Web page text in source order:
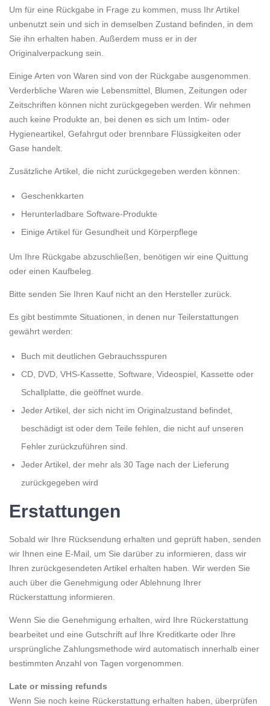
Um für eine Rückgabe in Frage zu kommen, muss Ihr Artikel
unbenutzt sein und sich in demselben Zustand befinden, in dem
Sie ihn erhalten haben. Außerdem muss er in der
Originalverpackung sein.
Einige Arten von Waren sind von der Rückgabe ausgenommen.
Verderbliche Waren wie Lebensmittel, Blumen, Zeitungen oder
Zeitschriften können nicht zurückgegeben werden. Wir nehmen
auch keine Produkte an, bei denen es sich um Intim- oder
Hygieneartikel, Gefahrgut oder brennbare Flüssigkeiten oder
Gase handelt.
Zusätzliche Artikel, die nicht zurückgegeben werden können:
Geschenkkarten
Herunterladbare Software-Produkte
Einige Artikel für Gesundheit und Körperpflege
Um Ihre Rückgabe abzuschließen, benötigen wir eine Quittung
oder einen Kaufbeleg.
Bitte senden Sie Ihren Kauf nicht an den Hersteller zurück.
Es gibt bestimmte Situationen, in denen nur Teilerstattungen
gewährt werden:
Buch mit deutlichen Gebrauchsspuren
CD, DVD, VHS-Kassette, Software, Videospiel, Kassette oder
Schallplatte, die geöffnet wurde.
Jeder Artikel, der sich nicht im Originalzustand befindet,
beschädigt ist oder dem Teile fehlen, die nicht auf unseren
Fehler zurückzuführen sind.
Jeder Artikel, der mehr als 30 Tage nach der Lieferung
zurückgegeben wird
Erstattungen
Sobald wir Ihre Rücksendung erhalten und geprüft haben, senden
wir Ihnen eine E-Mail, um Sie darüber zu informieren, dass wir
Ihren zurückgesendeten Artikel erhalten haben. Wir werden Sie
auch über die Genehmigung oder Ablehnung Ihrer
Rückerstattung informieren.
Wenn Sie die Genehmigung erhalten, wird Ihre Rückerstattung
bearbeitet und eine Gutschrift auf Ihre Kreditkarte oder Ihre
ursprüngliche Zahlungsmethode wird automatisch innerhalb einer
bestimmten Anzahl von Tagen vorgenommen.
Late or missing refunds
Wenn Sie noch keine Rückerstattung erhalten haben, überprüfen